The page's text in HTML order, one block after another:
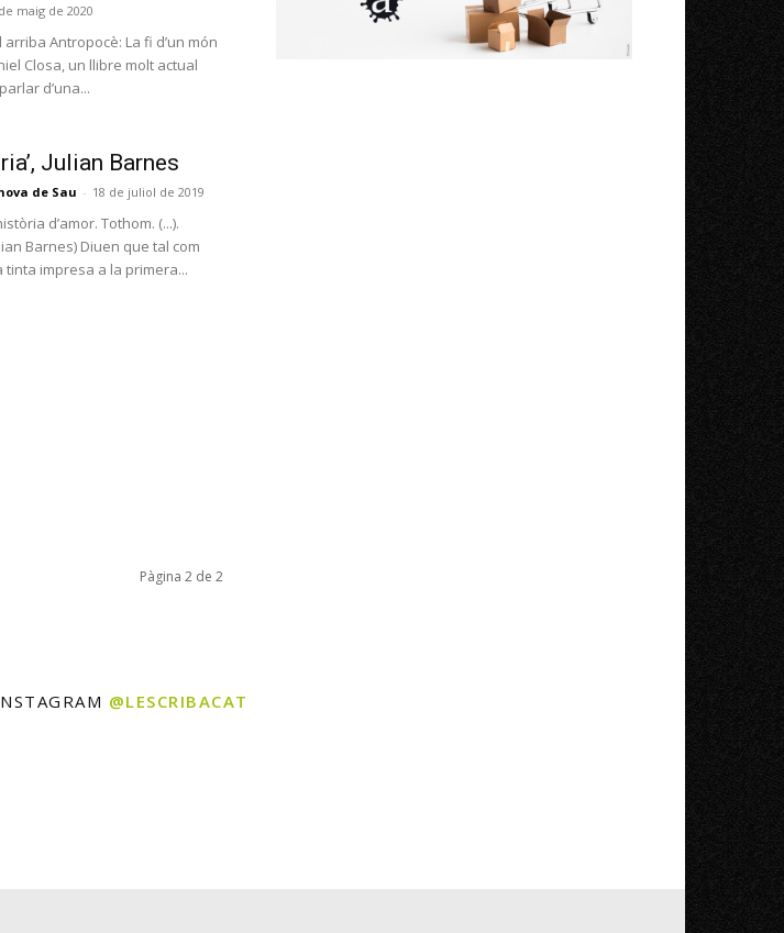
maig de 2020
arriba Antropocè: La fi d’un món
Closa, un llibre molt actual
d’una...
Julian Barnes
de Sau - 18 de juliol de 2019
d’amor. Tothom. (...).
Barnes) Diuen que tal com
tinta impresa a la primera...
Pàgina 2 de 2
@LESCRIBACAT